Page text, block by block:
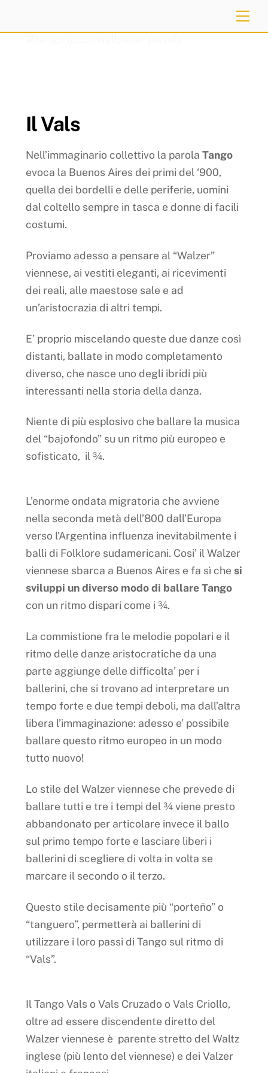
Il Vals
Nell’immaginario collettivo la parola Tango
evoca la Buenos Aires dei primi del ‘900,
quella dei bordelli e delle periferie, uomini
dal coltello sempre in tasca e donne di facili
costumi.
Proviamo adesso a pensare al “Walzer”
viennese, ai vestiti eleganti, ai ricevimenti
dei reali, alle maestose sale e ad
un’aristocrazia di altri tempi.
E’ proprio miscelando queste due danze così
distanti, ballate in modo completamento
diverso, che nasce uno degli ibridi più
interessanti nella storia della danza.
Niente di più esplosivo che ballare la musica
del “bajofondo” su un ritmo più europeo e
sofisticato, il ¾.
L’enorme ondata migratoria che avviene
nella seconda metà dell’800 dall’Europa
verso l’Argentina influenza inevitabilmente i
balli di Folklore sudamericani. Cosi’ il Walzer
viennese sbarca a Buenos Aires e fa sì che si
sviluppi un diverso modo di ballare Tango
con un ritmo dispari come i ¾.
La commistione fra le melodie popolari e il
ritmo delle danze aristocratiche da una
parte aggiunge delle difficolta’ per i
ballerini, che si trovano ad interpretare un
tempo forte e due tempi deboli, ma dall’altra
libera l’immaginazione: adesso e’ possibile
ballare questo ritmo europeo in un modo
tutto nuovo!
Lo stile del Walzer viennese che prevede di
ballare tutti e tre i tempi del ¾ viene presto
abbandonato per articolare invece il ballo
sul primo tempo forte e lasciare liberi i
ballerini di scegliere di volta in volta se
marcare il secondo o il terzo.
Questo stile decisamente più “porteño” o
“tanguero”, permetterà ai ballerini di
utilizzare i loro passi di Tango sul ritmo di
“Vals”.
Il Tango Vals o Vals Cruzado o Vals Criollo,
oltre ad essere discendente diretto del
Walzer viennese è parente stretto del Waltz
inglese (più lento del viennese) e dei Valzer